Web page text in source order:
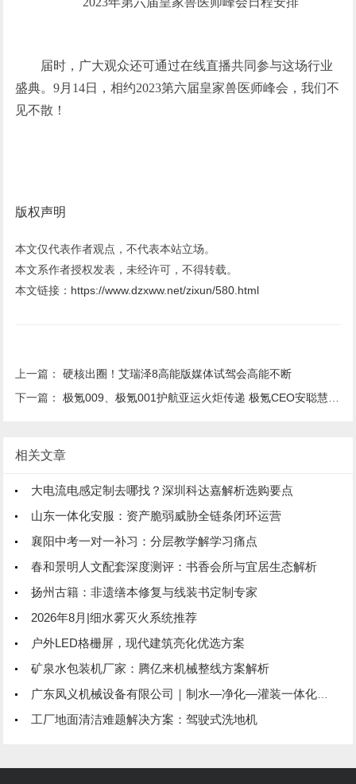
届时，广大观众还可通过在线直播共同参与这场行业
盛典。9月14日，相约2023第六届皇家兽医师峰会，我们不
见不散！
版权声明
本文仅代表作者观点，不代表本站立场。
本文系作者授权发表，未经许可，不得转载。
本文链接： https://www.dzxww.net/zixun/580.html
上一篇：硬核出圈！艾瑞泽8高能版媒体试驾会高能不断
下一篇：极氪009、极氪001护航亚运火炬传递 极氪CEO安聪慧担当009号火炬手
相关文章
大电流电感定制去哪找？深圳科达嘉解析选购要点
山东一体化安服：资产脆弱威胁全链条闭环运营
襄阳中考一对一补习：分层教学解学习痛点
春和景明人文配套深度测评：书香会所与宜居生态解析
扬州古籍：非遗缮本修复与线装书定制专家
2026年8月|细水雾灭火系统推荐
户外LED格栅屏，现代建筑亮化优选方案
矿泉水包装机厂家：腾亿来机械整线方案解析
广东凤义机械设备有限公司｜制水—净化—灌装一体化技术服务商
工厂地面清洁难题解决方案：驾驶式洗地机